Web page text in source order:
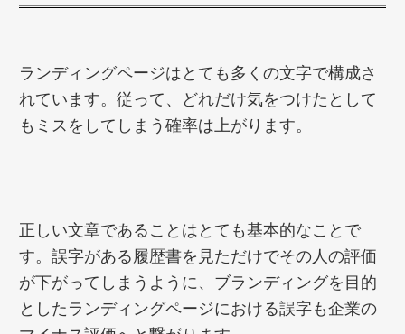
ランディングページはとても多くの文字で構成さ
れています。従って、どれだけ気をつけたとして
もミスをしてしまう確率は上がります。
正しい文章であることはとても基本的なことで
す。誤字がある履歴書を見ただけでその人の評価
が下がってしまうように、ブランディングを目的
としたランディングページにおける誤字も企業の